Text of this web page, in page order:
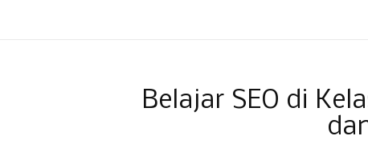
Belajar SEO di